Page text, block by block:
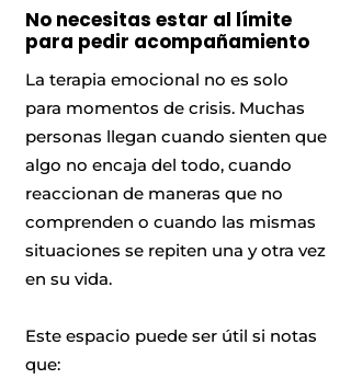
No necesitas estar al límite
para pedir acompañamiento
La terapia emocional no es solo
para momentos de crisis. Muchas
personas llegan cuando sienten que
algo no encaja del todo, cuando
reaccionan de maneras que no
comprenden o cuando las mismas
situaciones se repiten una y otra vez
en su vida.
Este espacio puede ser útil si notas
que: